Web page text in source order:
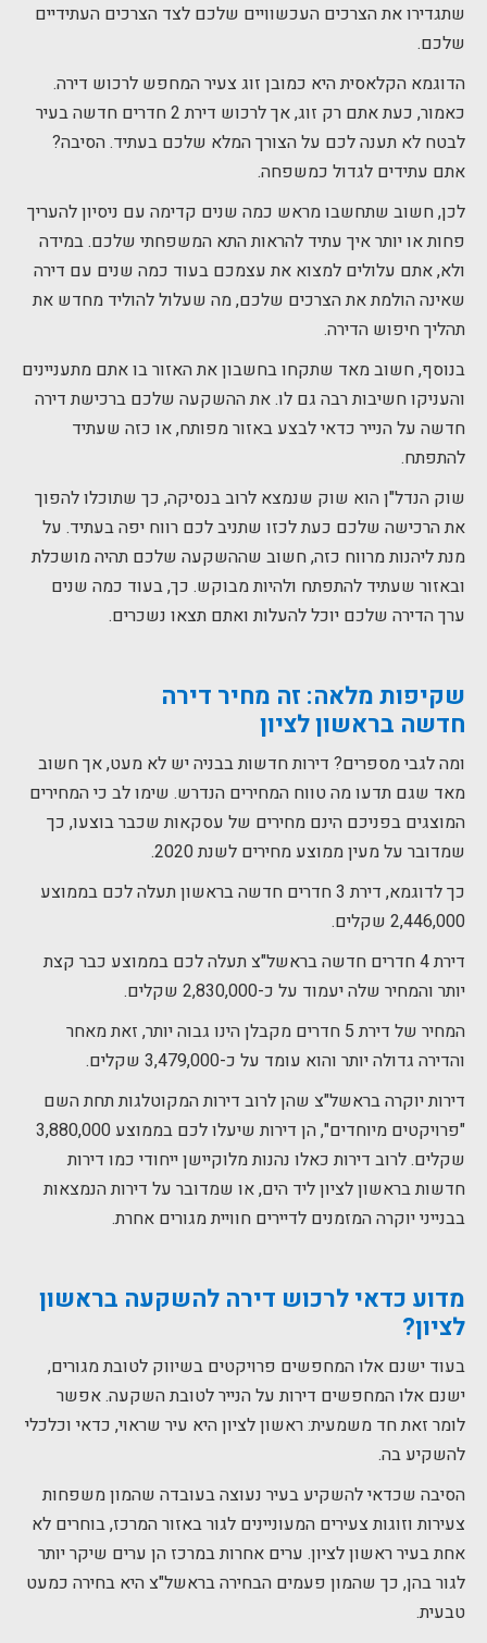
שתגדירו את הצרכים העכשוויים שלכם לצד הצרכים העתידיים
שלכם.
הדוגמא הקלאסית היא כמובן זוג צעיר המחפש לרכוש דירה.
כאמור, כעת אתם רק זוג, אך לרכוש דירת 2 חדרים חדשה בעיר
לבטח לא תענה לכם על הצורך המלא שלכם בעתיד. הסיבה?
אתם עתידים לגדול כמשפחה.
לכן, חשוב שתחשבו מראש כמה שנים קדימה עם ניסיון להעריך
פחות או יותר איך עתיד להראות התא המשפחתי שלכם. במידה
ולא, אתם עלולים למצוא את עצמכם בעוד כמה שנים עם דירה
שאינה הולמת את הצרכים שלכם, מה שעלול להוליד מחדש את
תהליך חיפוש הדירה.
בנוסף, חשוב מאד שתקחו בחשבון את האזור בו אתם מתעניינים
והעניקו חשיבות רבה גם לו. את ההשקעה שלכם ברכישת דירה
חדשה על הנייר כדאי לבצע באזור מפותח, או כזה שעתיד
להתפתח.
שוק הנדל"ן הוא שוק שנמצא לרוב בנסיקה, כך שתוכלו להפוך
את הרכישה שלכם כעת לכזו שתניב לכם רווח יפה בעתיד. על
מנת ליהנות מרווח כזה, חשוב שההשקעה שלכם תהיה מושכלת
ובאזור שעתיד להתפתח ולהיות מבוקש. כך, בעוד כמה שנים
ערך הדירה שלכם יוכל להעלות ואתם תצאו נשכרים.
שקיפות מלאה: זה מחיר דירה
חדשה בראשון לציון
ומה לגבי מספרים? דירות חדשות בבניה יש לא מעט, אך חשוב
מאד שגם תדעו מה טווח המחירים הנדרש. שימו לב כי המחירים
המוצגים בפניכם הינם מחירים של עסקאות שכבר בוצעו, כך
שמדובר על מעין ממוצע מחירים לשנת 2020.
כך לדוגמא, דירת 3 חדרים חדשה בראשון תעלה לכם בממוצע
2,446,000 שקלים.
דירת 4 חדרים חדשה בראשל"צ תעלה לכם בממוצע כבר קצת
יותר והמחיר שלה יעמוד על כ-2,830,000 שקלים.
המחיר של דירת 5 חדרים מקבלן הינו גבוה יותר, זאת מאחר
והדירה גדולה יותר והוא עומד על כ-3,479,000 שקלים.
דירות יוקרה בראשל"צ שהן לרוב דירות המקוטלגות תחת השם
"פרויקטים מיוחדים", הן דירות שיעלו לכם בממוצע 3,880,000
שקלים. לרוב דירות כאלו נהנות מלוקיישן ייחודי כמו דירות
חדשות בראשון לציון ליד הים, או שמדובר על דירות הנמצאות
בבנייני יוקרה המזמנים לדיירים חוויית מגורים אחרת.
מדוע כדאי לרכוש דירה להשקעה בראשון
לציון?
בעוד ישנם אלו המחפשים פרויקטים בשיווק לטובת מגורים,
ישנם אלו המחפשים דירות על הנייר לטובת השקעה. אפשר
לומר זאת חד משמעית: ראשון לציון היא עיר שראוי, כדאי וכלכלי
להשקיע בה.
הסיבה שכדאי להשקיע בעיר נעוצה בעובדה שהמון משפחות
צעירות וזוגות צעירים המעוניינים לגור באזור המרכז, בוחרים לא
אחת בעיר ראשון לציון. ערים אחרות במרכז הן ערים שיקר יותר
לגור בהן, כך שהמון פעמים הבחירה בראשל"צ היא בחירה כמעט
טבעית.